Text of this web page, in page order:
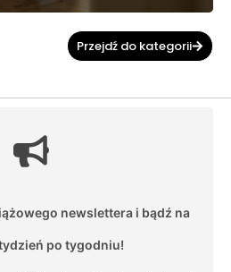
Przejdź do kategorii
newslettera i bądź na
po tygodniu!